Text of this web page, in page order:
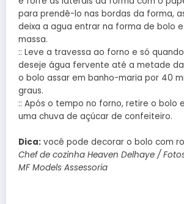
para prendê-lo nas bordas da forma,
deixa a agua entrar na forma de bolo
massa.
:: Leve a travessa ao forno e só
deseje água fervente até a metade da
o bolo assar em banho-maria por 40
graus.
:: Após o tempo no forno, retire o bolo
uma chuva de açúcar de confeiteiro.
Dica: você pode decorar o bolo com
Chef de cozinha Heaven Delhaye /
MF Models Assessoria